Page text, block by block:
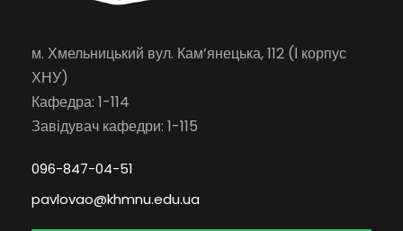
м. Хмельницький вул. Кам’янецька, 112 (І корпус
ХНУ)
Кафедра: 1-114
Завідувач кафедри: 1-115
096-847-04-51
pavlovao@khmnu.edu.ua